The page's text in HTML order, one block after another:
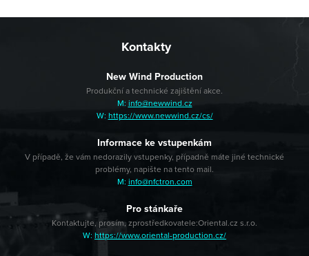
Kontakty
New Wind Production
Produkční a technické zajištění akce.
M: info@newwind.cz
W: https://www.newwind.cz/cs/
Informace ke vstupenkám
V případě, že vám nedorazily vstupenky, případně máte jiné technické
problémy, napište na tento mail.
M: info@nfctron.com
Pro stánkaře
Kontaktujte, prosím, zprostředkovatele:Oriental.cz s.r.o.
W: https://www.oriental-production.cz/